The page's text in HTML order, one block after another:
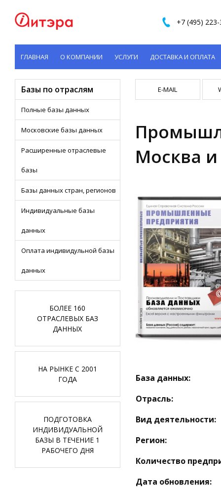
+7 (495)
ГЛАВНАЯ О КОМПАНИИ УСЛУГИ ДОСТАВКА И ОПЛАТА
КОНТАКТЫ
Базы по отраслям
Полные базы данных
Московские базы данных
Расширенные отраслевые
базы
Базы данных стран, регионов
Индивидуальные базы
данных
Оплата индивидульной базы
данных
БОЛЕЕ 160
ОТРАСЛЕВЫХ БАЗ
ДАННЫХ
НА РЫНКЕ С 2001
ГОДА
ПОДГОТОВКА
ИНДИВИДУАЛЬНОЙ
БАЗЫ В ТЕЧЕНИЕ 1
РАБОЧЕГО ДНЯ
E-MAIL
Москва
База данных:
Отрасль:
Вид деятельности:
Регион:
Количество
Дата обновления: